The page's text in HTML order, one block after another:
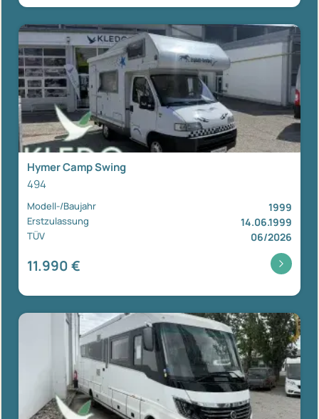
Hymer Camp Swing
494
Modell-/Baujahr 1999
Erstzulassung 14.06.1999
TÜV 06/2026
11.990 €